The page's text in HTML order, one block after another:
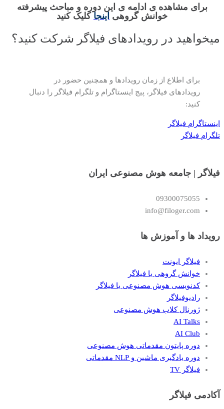
برای مشاهده ی ادامه ی این دوره و مباحث پیشرفته
خوانش گروهی اینجاکلیک کنید
میخواهید در رویدادهای فیلاگر شرکت کنید؟
برای اطلاع از زمان رویدادها و همچنین حضور در
رویدادهای فیلاگر، پیج اینستاگرام و تلگرام فیلاگر را دنبال
کنید:
اینستاگرام فیلاگر
تلگرام فیلاگر
فیلاگر | جامعه هوش مصنوعی ایران
09300075055
info@filoger.com
رویداد ها و آموزش ها
فیلاگر ایونت
خوانش گروهی با فیلاگر
کدنویسی هوش مصنوعی با فیلاگر
رادیوفیلاگر
ژورنال کلاب هوش مصنوعی
AI Talks
AI Club
دوره پایتون مقدماتی هوش مصنوعی
دوره یادگیری ماشین و NLP مقدماتی
فیلاگر TV
آکادمی فیلاگر